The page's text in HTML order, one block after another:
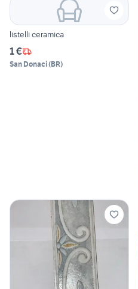
listelli ceramica
1 €
San Donaci(BR)